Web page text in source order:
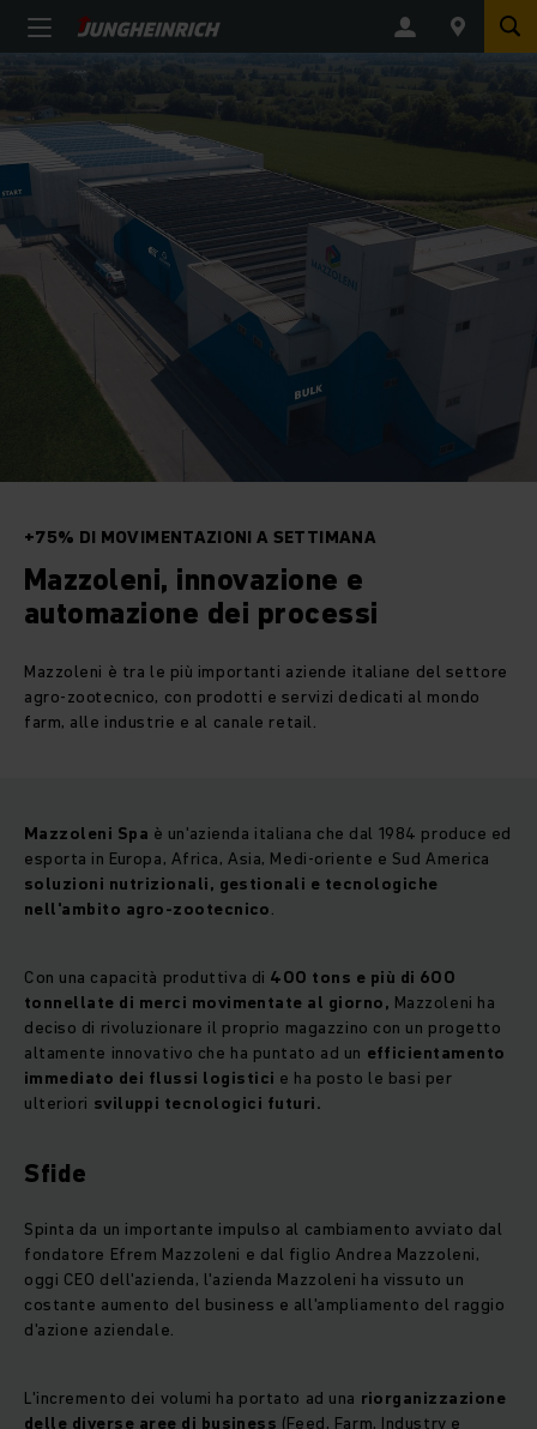
+75% DI MOVIMENTAZIONI A SETTIMANA
Mazzoleni, innovazione e
automazione dei processi
Mazzoleni è tra le più importanti aziende italiane del settore
agro-zootecnico, con prodotti e servizi dedicati al mondo
farm, alle industrie e al canale retail.
Mazzoleni Spa è un'azienda italiana che dal 1984 produce ed
esporta in Europa, Africa, Asia, Medi-oriente e Sud America
soluzioni nutrizionali, gestionali e tecnologiche
nell'ambito agro-zootecnico.
Con una capacità produttiva di 400 tons e più di 600
tonnellate di merci movimentate al giorno, Mazzoleni ha
deciso di rivoluzionare il proprio magazzino con un progetto
altamente innovativo che ha puntato ad un efficientamento
immediato dei flussi logistici e ha posto le basi per
ulteriori sviluppi tecnologici futuri.
Sfide
Spinta da un importante impulso al cambiamento avviato dal
fondatore Efrem Mazzoleni e dal figlio Andrea Mazzoleni,
oggi CEO dell'azienda, l'azienda Mazzoleni ha vissuto un
costante aumento del business e all'ampliamento del raggio
d'azione aziendale.
L'incremento dei volumi ha portato ad una riorganizzazione
delle diverse aree di business (Feed, Farm, Industry e